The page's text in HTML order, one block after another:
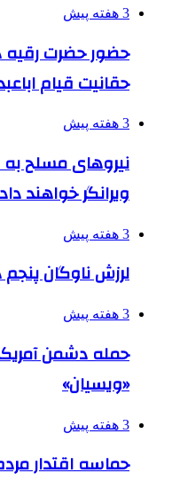
3 هفته پیش
حضور حضرت رقیه
حقانیت قیام
3 هفته پیش
نیروهای مسلح
ویرانگر خواهند داد
3 هفته پیش
لرزش ناوگان پنجم
3 هفته پیش
حمله دشمن
«ویسیان»
3 هفته پیش
حماسه اقتدار